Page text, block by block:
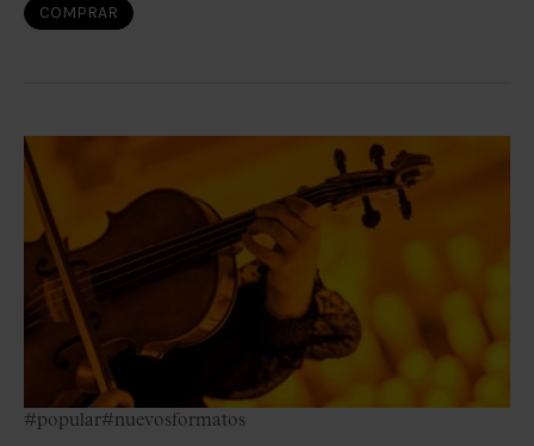
COMPRAR
#popular#nuevosformatos